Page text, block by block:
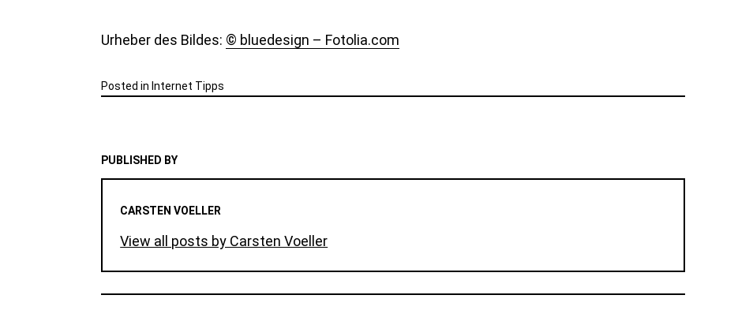
Urheber des Bildes: © bluedesign – Fotolia.com
Posted in Internet Tipps
PUBLISHED BY
CARSTEN VOELLER
View all posts by Carsten Voeller